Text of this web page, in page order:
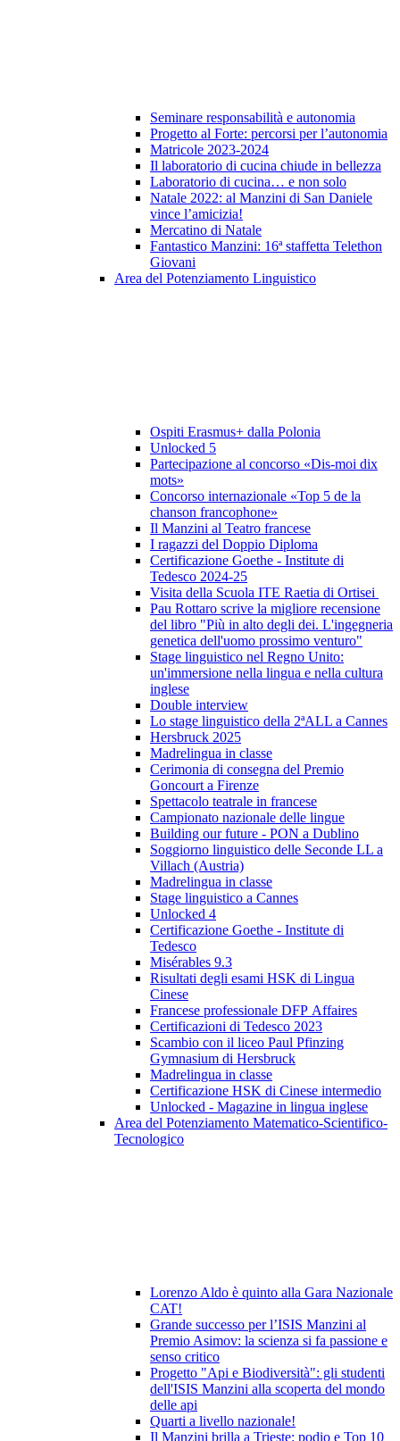
Seminare responsabilità e autonomia
Progetto al Forte: percorsi per l’autonomia
Matricole 2023-2024
Il laboratorio di cucina chiude in bellezza
Laboratorio di cucina… e non solo
Natale 2022: al Manzini di San Daniele
vince l’amicizia!
Mercatino di Natale
Fantastico Manzini: 16ª staffetta Telethon
Giovani
Area del Potenziamento Linguistico
Ospiti Erasmus+ dalla Polonia
Unlocked 5
Partecipazione al concorso «Dis-moi dix
mots»
Concorso internazionale «Top 5 de la
chanson francophone»
Il Manzini al Teatro francese
I ragazzi del Doppio Diploma
Certificazione Goethe - Institute di
Tedesco 2024-25
Visita della Scuola ITE Raetia di Ortisei
Pau Rottaro scrive la migliore recensione
del libro "Più in alto degli dei. L'ingegneria
genetica dell'uomo prossimo venturo"
Stage linguistico nel Regno Unito:
un'immersione nella lingua e nella cultura
inglese
Double interview
Lo stage linguistico della 2ªALL a Cannes
Hersbruck 2025
Madrelingua in classe
Cerimonia di consegna del Premio
Goncourt a Firenze
Spettacolo teatrale in francese
Campionato nazionale delle lingue
Building our future - PON a Dublino
Soggiorno linguistico delle Seconde LL a
Villach (Austria)
Madrelingua in classe
Stage linguistico a Cannes
Unlocked 4
Certificazione Goethe - Institute di
Tedesco
Misérables 9.3
Risultati degli esami HSK di Lingua
Cinese
Francese professionale DFP Affaires
Certificazioni di Tedesco 2023
Scambio con il liceo Paul Pfinzing
Gymnasium di Hersbruck
Madrelingua in classe
Certificazione HSK di Cinese intermedio
Unlocked - Magazine in lingua inglese
Area del Potenziamento Matematico-Scientifico-
Tecnologico
Lorenzo Aldo è quinto alla Gara Nazionale
CAT!
Grande successo per l’ISIS Manzini al
Premio Asimov: la scienza si fa passione e
senso critico
Progetto "Api e Biodiversità": gli studenti
dell'ISIS Manzini alla scoperta del mondo
delle api
Quarti a livello nazionale!
Il Manzini brilla a Trieste: podio e Top 10